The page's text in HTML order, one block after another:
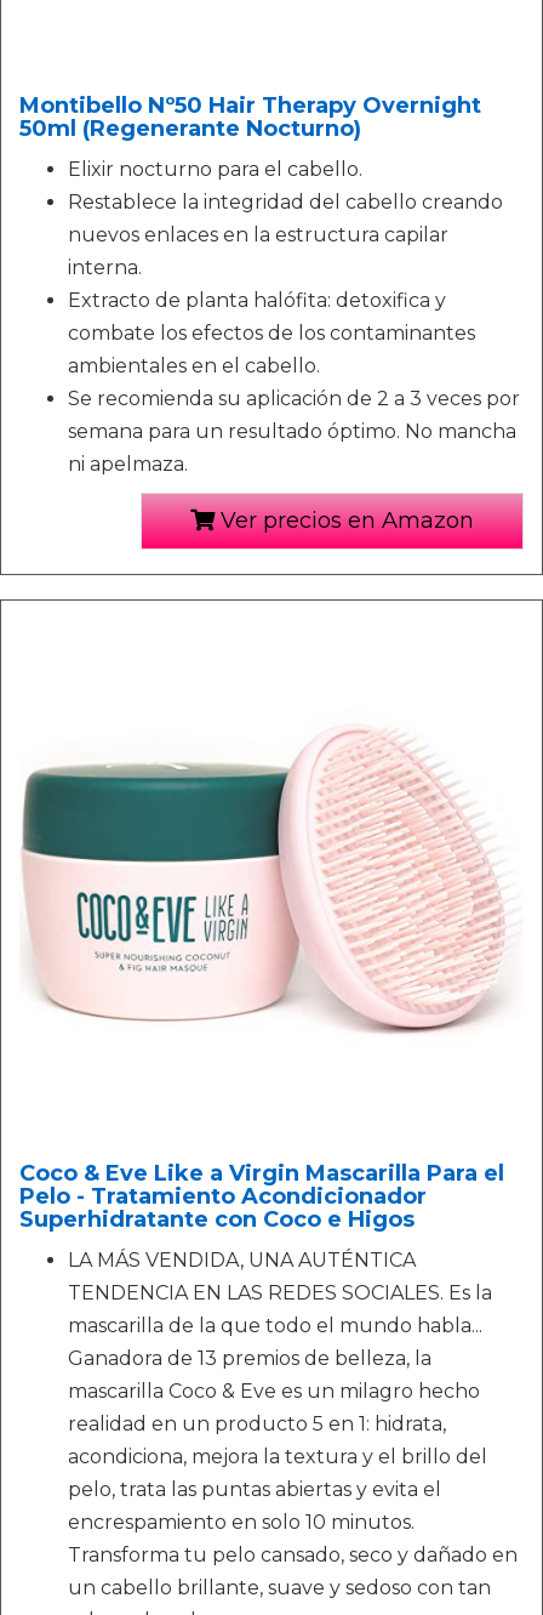
Montibello Nº50 Hair Therapy Overnight
50ml (Regenerante Nocturno)
Elixir nocturno para el cabello.
Restablece la integridad del cabello creando
nuevos enlaces en la estructura capilar
interna.
Extracto de planta halófita: detoxifica y
combate los efectos de los contaminantes
ambientales en el cabello.
Se recomienda su aplicación de 2 a 3 veces por
semana para un resultado óptimo. No mancha
ni apelmaza.
Ver precios en Amazon
Coco & Eve Like a Virgin Mascarilla Para el
Pelo - Tratamiento Acondicionador
Superhidratante con Coco e Higos
LA MÁS VENDIDA, UNA AUTÉNTICA
TENDENCIA EN LAS REDES SOCIALES. Es la
mascarilla de la que todo el mundo habla...
Ganadora de 13 premios de belleza, la
mascarilla Coco & Eve es un milagro hecho
realidad en un producto 5 en 1: hidrata,
acondiciona, mejora la textura y el brillo del
pelo, trata las puntas abiertas y evita el
encrespamiento en solo 10 minutos.
Transforma tu pelo cansado, seco y dañado en
un cabello brillante, suave y sedoso con tan